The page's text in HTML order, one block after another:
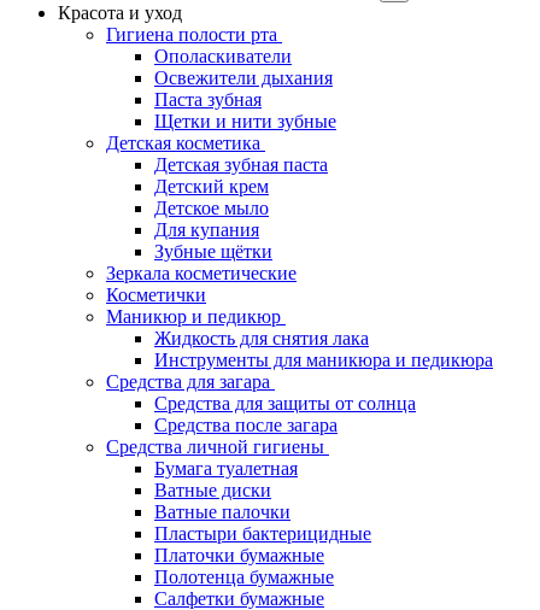
Красота и уход
Гигиена полости рта
Ополаскиватели
Освежители дыхания
Паста зубная
Щетки и нити зубные
Детская косметика
Детская зубная паста
Детский крем
Детское мыло
Для купания
Зубные щётки
Зеркала косметические
Косметички
Маникюр и педикюр
Жидкость для снятия лака
Инструменты для маникюра и педикюра
Средства для загара
Средства для защиты от солнца
Средства после загара
Средства личной гигиены
Бумага туалетная
Ватные диски
Ватные палочки
Пластыри бактерицидные
Платочки бумажные
Полотенца бумажные
Салфетки бумажные